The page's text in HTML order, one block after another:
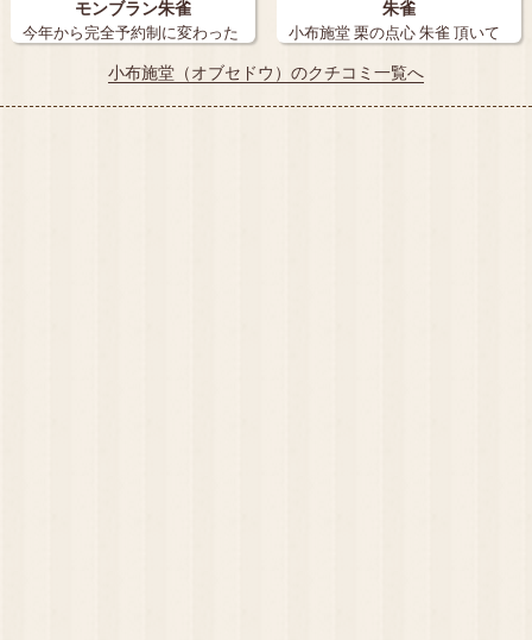
モンブラン朱雀
今年から完全予約制に変わった
ので、ペット…
朱雀
小布施堂 栗の点心 朱雀 頂いて
来まし…
小布施堂（オブセドウ）のクチコミ一覧へ